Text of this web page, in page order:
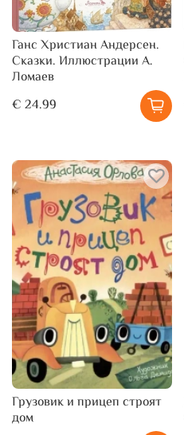
Ганс Христиан Андерсен.
Сказки. Иллюстрации А.
Ломаев
€ 24.99
Грузовик и прицеп строят
дом